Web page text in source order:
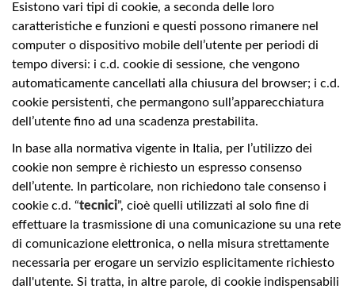
Esistono vari tipi di cookie, a seconda delle loro
caratteristiche e funzioni e questi possono rimanere nel
computer o dispositivo mobile dell’utente per periodi di
tempo diversi: i c.d. cookie di sessione, che vengono
automaticamente cancellati alla chiusura del browser; i c.d.
cookie persistenti, che permangono sull’apparecchiatura
dell’utente fino ad una scadenza prestabilita.
In base alla normativa vigente in Italia, per l’utilizzo dei
cookie non sempre è richiesto un espresso consenso
dell’utente. In particolare, non richiedono tale consenso i
cookie c.d. “tecnici”, cioè quelli utilizzati al solo fine di
effettuare la trasmissione di una comunicazione su una rete
di comunicazione elettronica, o nella misura strettamente
necessaria per erogare un servizio esplicitamente richiesto
dall'utente. Si tratta, in altre parole, di cookie indispensabili